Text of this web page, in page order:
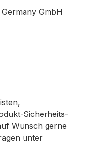
GmbH
Sicherheits-
Wunsch gerne
unter